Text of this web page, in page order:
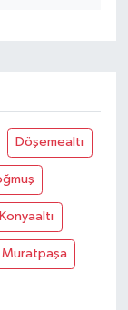
Döşemealtı
Konyaaltı
Muratpaşa